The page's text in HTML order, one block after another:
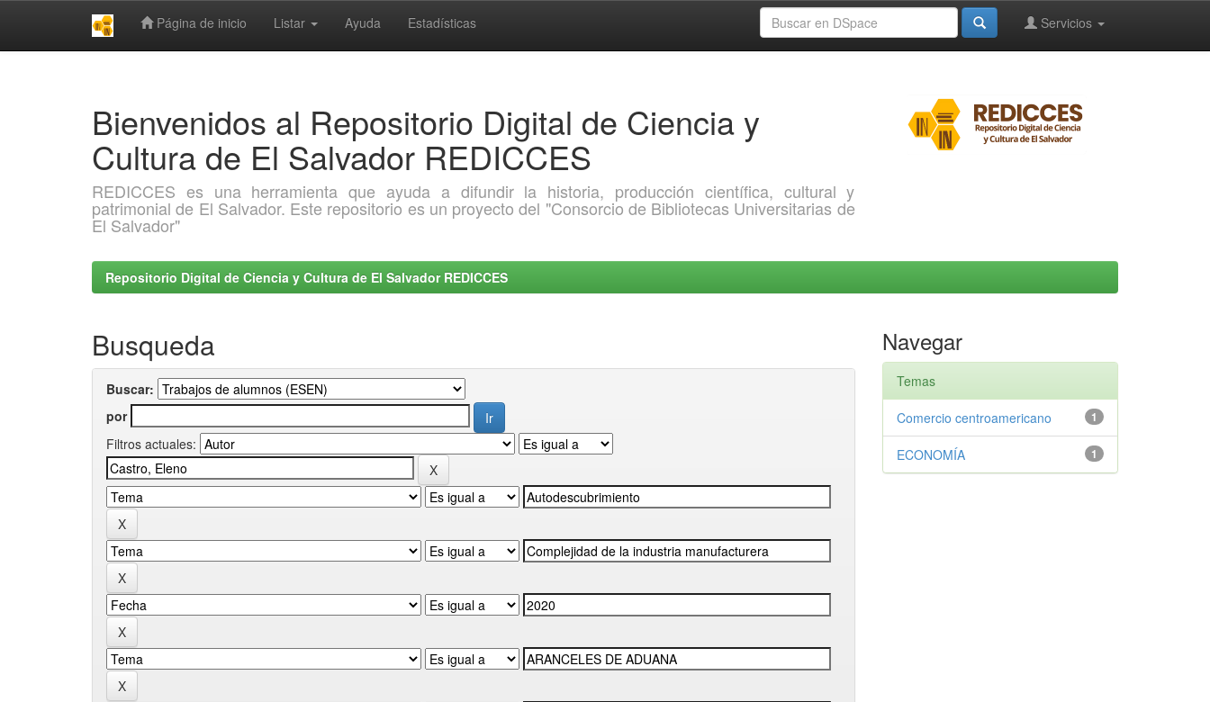
Página de inicio Listar Ayuda Estadísticas Servicios
Bienvenidos al Repositorio Digital de Ciencia y
Cultura de El Salvador REDICCES
REDICCES es una herramienta que ayuda a difundir la historia, producción científica, cultural y
patrimonial de El Salvador. Este repositorio es un proyecto del "Consorcio de Bibliotecas Universitarias de
El Salvador"
Repositorio Digital de Ciencia y Cultura de El Salvador REDICCES
Busqueda
Buscar:
por
Filtros actuales:
Navegar
Temas
1
Comercio centroamericano
1
ECONOMÍA